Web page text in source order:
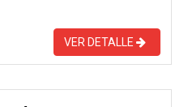
VER DETALLE